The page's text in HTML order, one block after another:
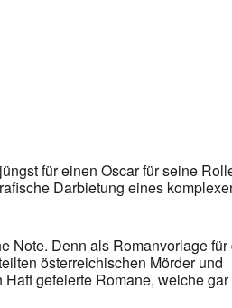
für einen Oscar für seine
Darbietung eines
Note. Denn als Romanvorlage für
österreichischen Mörder und
gefeierte Romane, welche gar